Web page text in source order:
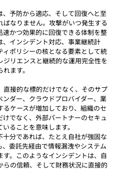
予防から適応、そして回復へと至
なりません。攻撃がいつ発生する
かつ効果的に回復できる体制を整
インシデント対応、事業継続計
ポリシーの核となる要素として統
リエンスと継続的な運用完全性を
ます。
直接的な標的だけでなく、そのサプ
ダー、クラウドプロバイダー、業
ケースが増加しており、組織のセ
でなく、外部パートナーのセキュ
ることを意味します。
分であれば、たとえ自社が強固な
委託先経由で情報漏洩やシステム
。このようなインシデントは、自
の信頼、そして財務状況に直接的